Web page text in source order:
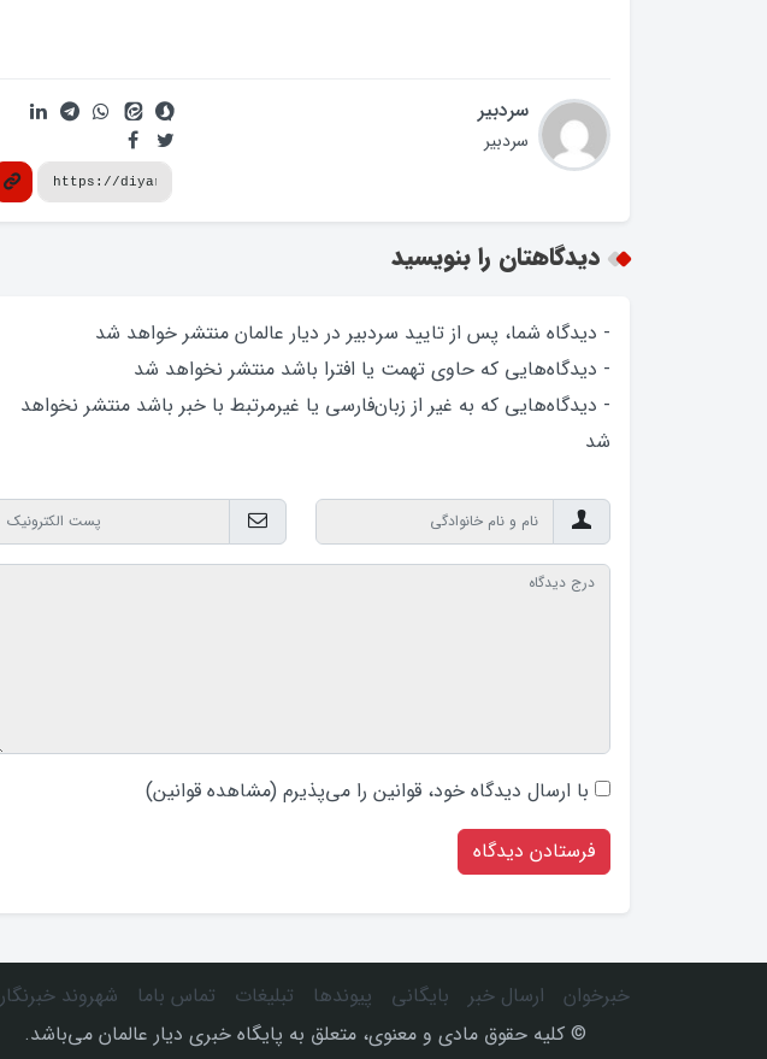
سردبیر
سردبیر
دیدگاهتان را بنویسید
- دیدگاه شما، پس از تایید سردبیر در دیار عالمان منتشر خواهد‌ شد
- دیدگاه‌هایی که حاوی تهمت یا افترا باشد منتشر نخواهد‌ شد
- دیدگاه‌هایی که به غیر از زبان‌فارسی یا غیرمرتبط با خبر باشد منتشر نخواهد‌
شد
با ارسال دیدگاه‌ خود، قوانین را می‌پذیرم (مشاهده قوانین)
خبرخوان ارسال خبر بایگانی پیوندها تبلیغات تماس باما
شهروند خبرنگار
© كليه حقوق مادی و معنوی، متعلق به پایگاه خبری دیار عالمان می‌باشد.